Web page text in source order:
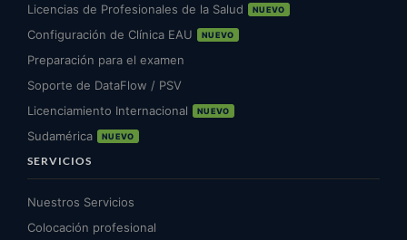
Licencias de Profesionales de la Salud
NUEVO
Configuración de Clínica EAU NUEVO
Preparación para el examen
Soporte de DataFlow / PSV
Licenciamiento Internacional
NUEVO
Sudamérica NUEVO
SERVICIOS
Nuestros Servicios
Colocación profesional